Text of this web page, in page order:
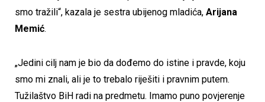
smo tražili“, kazala je sestra ubijenog mladića, Arijana
Memić.
„Jedini cilj nam je bio da dođemo do istine i pravde, koju
smo mi znali, ali je to trebalo riješiti i pravnim putem.
Tužilaštvo BiH radi na predmetu. Imamo puno povjerenje